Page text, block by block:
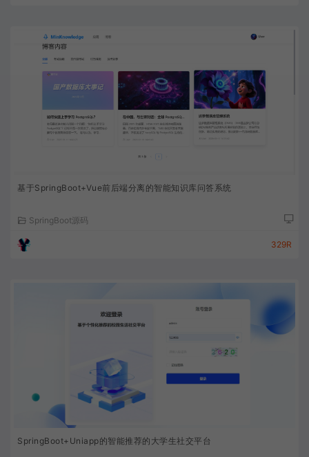
基于SpringBoot+Vue前后端分离的智能知识库问答系统
SpringBoot源码
329R
SpringBoot+Uniapp的智能推荐的大学生社交平台